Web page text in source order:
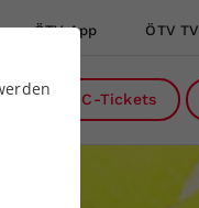
ÖTV App ÖTV TV
DC-Tickets